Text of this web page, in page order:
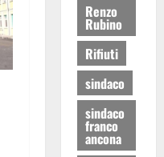
Renzo
Rubino
Rifiuti
sindaco
sindaco
franco
ancona